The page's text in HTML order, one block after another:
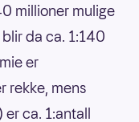
millioner mulige
da ca. 1:140
er
rekke, mens
ca. 1:antall